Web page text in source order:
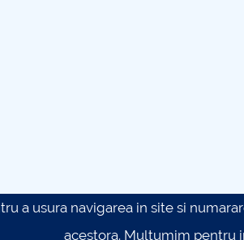
a usura navigarea in site si
acestora. Multumim pentru